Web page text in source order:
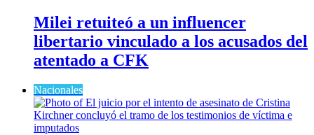
Milei retuiteó a un influencer
libertario vinculado a los acusados del
atentado a CFK
Nacionales